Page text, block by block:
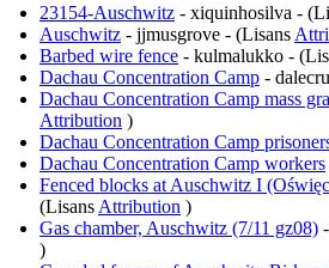
23154-Auschwitz - xiquinhosilva -
Auschwitz - jjmusgrove - (Lisans
Barbed wire fence - kulmalukko -
Dachau Concentration Camp -
Dachau Concentration Camp mass
Attribution )
Dachau Concentration Camp
Dachau Concentration Camp workers
Fenced blocks at Auschwitz I
(Lisans Attribution )
Gas chamber, Auschwitz (7/11 gz08)
)